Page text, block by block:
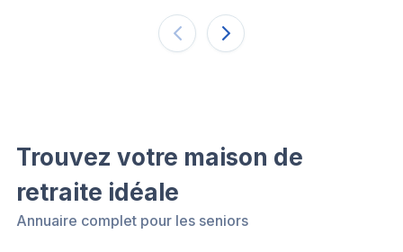
Trouvez votre maison de
retraite idéale
Annuaire complet pour les seniors